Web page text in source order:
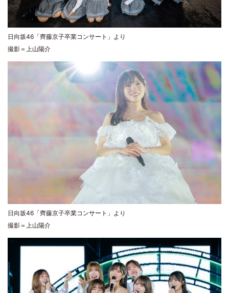
日向坂46「齊藤京子卒業コンサート」より
撮影＝上山陽介
日向坂46「齊藤京子卒業コンサート」より
撮影＝上山陽介